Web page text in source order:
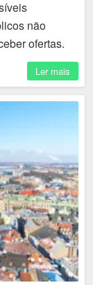
não
ofertas.
privacidade
Ler mais